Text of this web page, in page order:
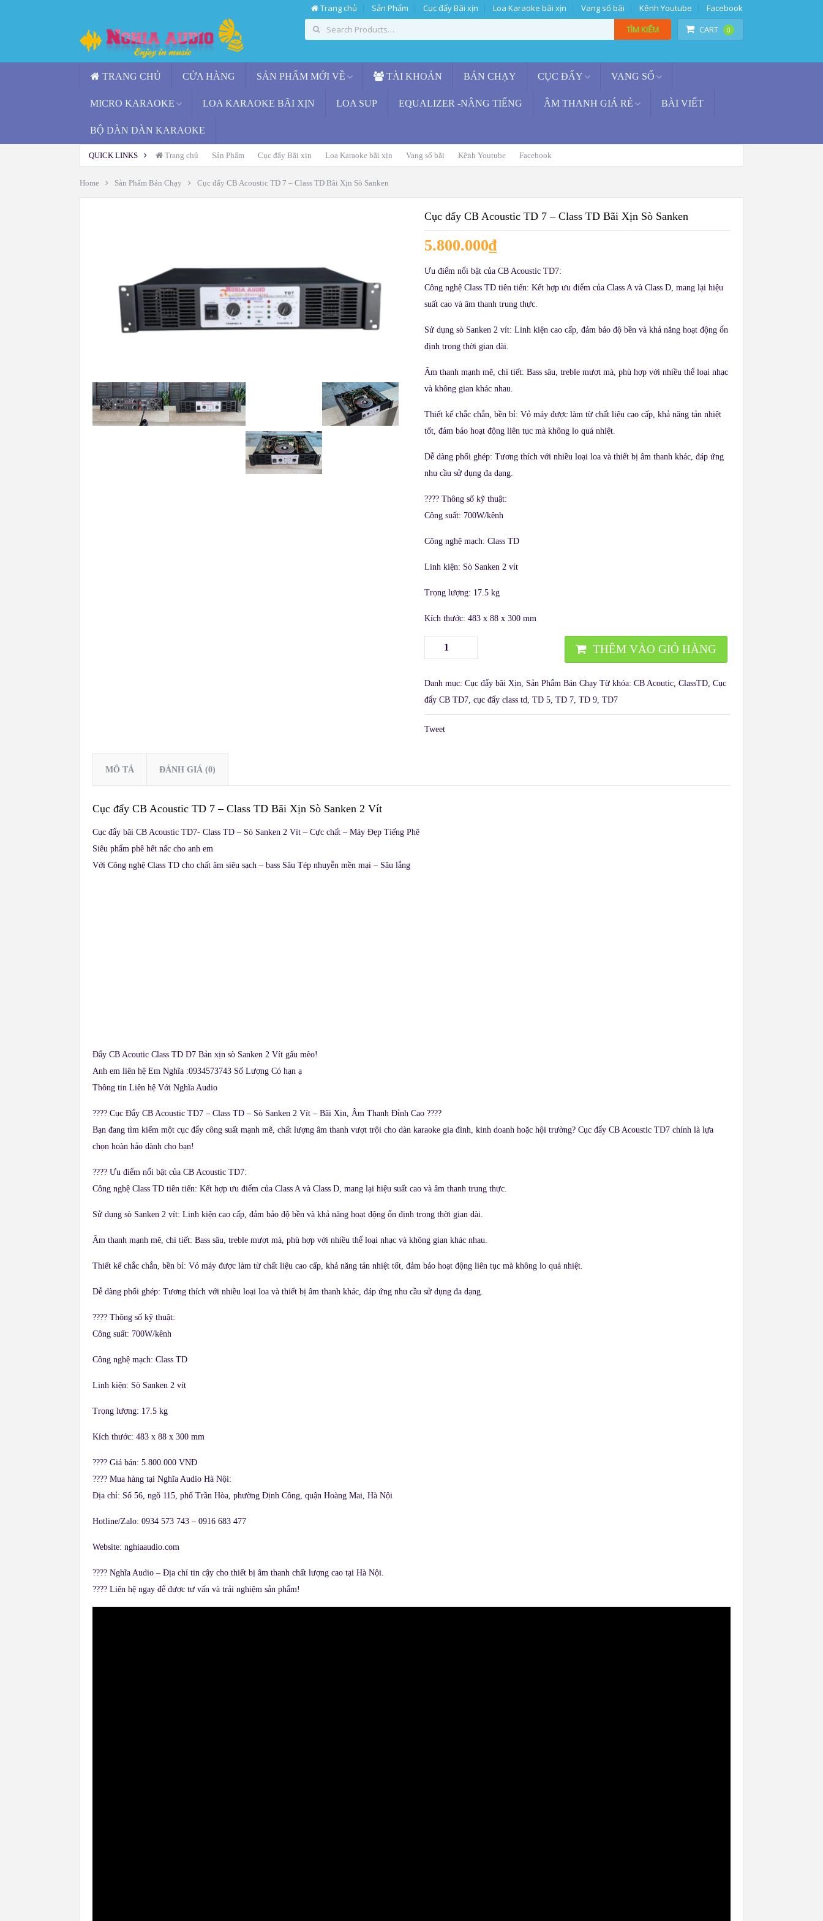
Trang chủ Sản Phẩm Cục đẩy Bãi xịn Loa Karaoke bãi xịn Vang số bãi Kênh Youtube
Facebook
CART
0
TÌM KIẾM
TRANG CHỦ CỬA HÀNG SẢN PHẨM MỚI VỀ TÀI KHOẢN BÁN CHẠY CỤC ĐẨY VANG SỐ
MICRO KARAOKE LOA KARAOKE BÃI XỊN LOA SUP EQUALIZER -NÂNG TIẾNG ÂM THANH GIÁ RẺ BÀI VIẾT
BỘ DÀN DÀN KARAOKE
QUICK LINKS Trang chủ Sản Phẩm Cục đẩy Bãi xịn Loa Karaoke bãi xịn Vang số bãi Kênh Youtube Facebook
Home Sản Phẩm Bán Chạy Cục đẩy CB Acoustic TD 7 – Class TD Bãi Xịn Sò Sanken
Cục đẩy CB Acoustic TD 7 – Class TD Bãi Xịn Sò Sanken
5.800.000₫
Ưu điểm nổi bật của CB Acoustic TD7:
Công nghệ Class TD tiên tiến: Kết hợp ưu điểm của Class A và Class D, mang lại hiệu
suất cao và âm thanh trung thực.​
Sử dụng sò Sanken 2 vít: Linh kiện cao cấp, đảm bảo độ bền và khả năng hoạt động ổn
định trong thời gian dài.​
Âm thanh mạnh mẽ, chi tiết: Bass sâu, treble mượt mà, phù hợp với nhiều thể loại nhạc
và không gian khác nhau.​
Thiết kế chắc chắn, bền bỉ: Vỏ máy được làm từ chất liệu cao cấp, khả năng tản nhiệt
tốt, đảm bảo hoạt động liên tục mà không lo quá nhiệt.​
Dễ dàng phối ghép: Tương thích với nhiều loại loa và thiết bị âm thanh khác, đáp ứng
nhu cầu sử dụng đa dạng.​
????Thông số kỹ thuật:
Công suất: 700W/kênh​
Công nghệ mạch: Class TD​
Linh kiện: Sò Sanken 2 vít​
Trọng lượng: 17.5 kg​
Kích thước: 483 x 88 x 300 mm​
THÊM VÀO GIỎ HÀNG
Danh mục: Cục đẩy bãi Xịn, Sản Phẩm Bán Chạy Từ khóa: CB Acoutic, ClassTD, Cục
đẩy CB TD7, cục đẩy class td, TD 5, TD 7, TD 9, TD7
Tweet
MÔ TẢ ĐÁNH GIÁ (0)
Cục đẩy CB Acoustic TD 7 – Class TD Bãi Xịn Sò Sanken 2 Vít
Cục đẩy bãi CB Acoustic TD7- Class TD – Sò Sanken 2 Vít – Cực chất – Máy Đẹp Tiếng Phê
Siêu phẩm phê hết nấc cho anh em
Với Công nghệ Class TD cho chất âm siêu sạch – bass Sâu Tép nhuyễn mền mại – Sâu lắng
Đẩy CB Acoutic Class TD D7 Bản xịn sò Sanken 2 Vít gấu mèo!
Anh em liên hệ Em Nghĩa :0934573743 Số Lượng Có hạn ạ
Thông tin Liên hệ Với Nghĩa Audio
???? Cục Đẩy CB Acoustic TD7 – Class TD – Sò Sanken 2 Vít – Bãi Xịn, Âm Thanh Đỉnh Cao ????
Bạn đang tìm kiếm một cục đẩy công suất mạnh mẽ, chất lượng âm thanh vượt trội cho dàn karaoke gia đình, kinh doanh hoặc hội trường? Cục đẩy CB Acoustic TD7 chính là lựa
chọn hoàn hảo dành cho bạn!
???? Ưu điểm nổi bật của CB Acoustic TD7:
Công nghệ Class TD tiên tiến: Kết hợp ưu điểm của Class A và Class D, mang lại hiệu suất cao và âm thanh trung thực.​
Sử dụng sò Sanken 2 vít: Linh kiện cao cấp, đảm bảo độ bền và khả năng hoạt động ổn định trong thời gian dài.​
Âm thanh mạnh mẽ, chi tiết: Bass sâu, treble mượt mà, phù hợp với nhiều thể loại nhạc và không gian khác nhau.​
Thiết kế chắc chắn, bền bỉ: Vỏ máy được làm từ chất liệu cao cấp, khả năng tản nhiệt tốt, đảm bảo hoạt động liên tục mà không lo quá nhiệt.​
Dễ dàng phối ghép: Tương thích với nhiều loại loa và thiết bị âm thanh khác, đáp ứng nhu cầu sử dụng đa dạng.​
???? Thông số kỹ thuật:
Công suất: 700W/kênh​
Công nghệ mạch: Class TD​
Linh kiện: Sò Sanken 2 vít​
Trọng lượng: 17.5 kg​
Kích thước: 483 x 88 x 300 mm​
???? Giá bán: 5.800.000 VNĐ
???? Mua hàng tại Nghĩa Audio Hà Nội:
Địa chỉ: Số 56, ngõ 115, phố Trần Hòa, phường Định Công, quận Hoàng Mai, Hà Nội​
Hotline/Zalo: 0934 573 743 – 0916 683 477​
Website: nghiaaudio.com
???? Nghĩa Audio – Địa chỉ tin cậy cho thiết bị âm thanh chất lượng cao tại Hà Nội.
???? Liên hệ ngay để được tư vấn và trải nghiệm sản phẩm!